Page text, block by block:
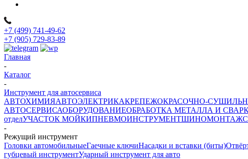
+7 (499) 741-49-62
+7 (905) 729-83-89
Главная
-
Каталог
-
Инструмент для автосервиса
АВТОХИМИЯАВТОЭЛЕКТРИКАКРЕПЕЖОКРАСОЧНО-
АВТОСЕРВИСАОБОРУДОВАНИЕОБРАБОТКА МЕТАЛЛА И
отделУЧАСТОК МОЙКИПНЕВМОИНСТРУМЕНТШИНОМОНТАЖ
-
Режущий инструмент
Головки автомобильныеГаечные ключиНасадки и вставки (биты)
губцевый инструментУдарный инструмент для авто